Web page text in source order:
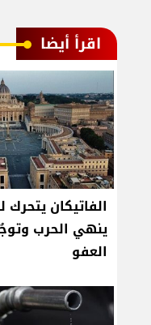
اقرأ أيضا
الفاتيكان
ينهي الحرب
العفو